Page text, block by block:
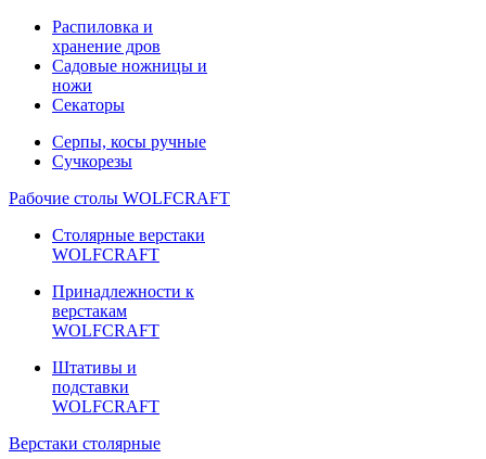
Распиловка и
хранение дров
Садовые ножницы и
ножи
Секаторы
Серпы, косы ручные
Сучкорезы
Рабочие столы WOLFCRAFT
Столярные верстаки
WOLFCRAFT
Принадлежности к
верстакам
WOLFCRAFT
Штативы и
подставки
WOLFCRAFT
Верстаки столярные